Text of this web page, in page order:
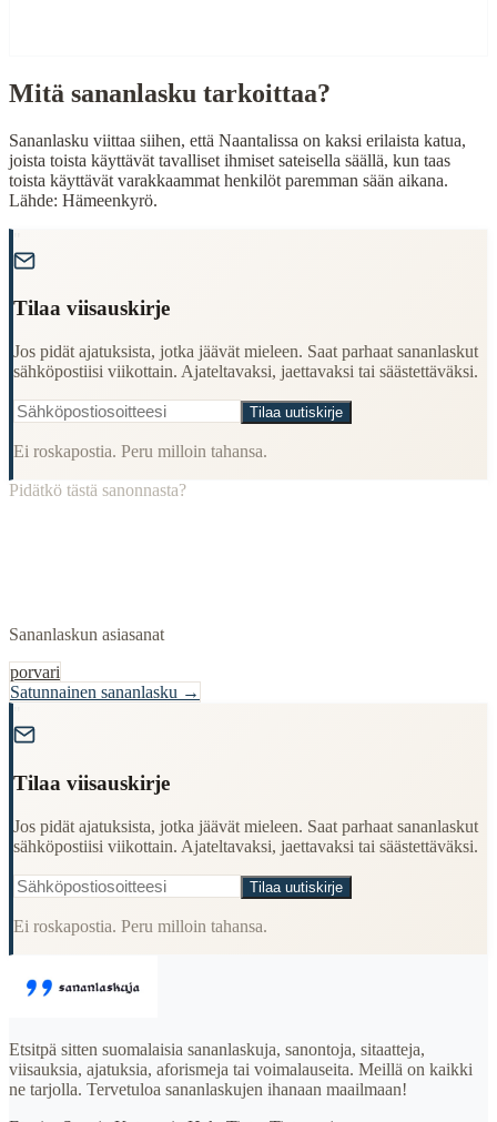
Period:Traditional folk wisdom
Mitä sananlasku tarkoittaa?
Sananlasku viittaa siihen, että Naantalissa on kaksi erilaista katua,
joista toista käyttävät tavalliset ihmiset sateisella säällä, kun taas
toista käyttävät varakkaammat henkilöt paremman sään aikana.
Lähde: Hämeenkyrö.
Tilaa viisauskirje
Jos pidät ajatuksista, jotka jäävät mieleen. Saat parhaat sananlaskut
sähköpostiisi viikottain. Ajateltavaksi, jaettavaksi tai säästettäväksi.
Tilaa uutiskirje
Ei roskapostia. Peru milloin tahansa.
Pidätkö tästä sanonnasta?
Sananlaskun asiasanat
porvari
Satunnainen sananlasku →
Tilaa viisauskirje
Jos pidät ajatuksista, jotka jäävät mieleen. Saat parhaat sananlaskut
sähköpostiisi viikottain. Ajateltavaksi, jaettavaksi tai säästettäväksi.
Tilaa uutiskirje
Ei roskapostia. Peru milloin tahansa.
Etsitpä sitten suomalaisia sananlaskuja, sanontoja, sitaatteja,
viisauksia, ajatuksia, aforismeja tai voimalauseita. Meillä on kaikki
ne tarjolla. Tervetuloa sananlaskujen ihanaan maailmaan!